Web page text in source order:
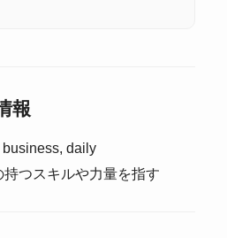
報
daily
つスキルや力量を指す